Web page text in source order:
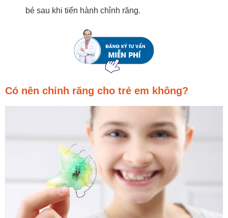
bé sau khi tiến hành chỉnh răng.
Có nên chỉnh răng cho trẻ em không?